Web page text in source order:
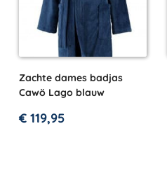
Zachte dames badjas
Cawö Lago blauw
€ 119,95